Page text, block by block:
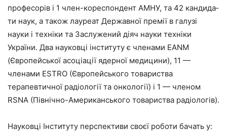
професорів і 1 член-кореспондент АМНУ, та 42 кандида­
ти наук, а також лауреат Державної премії в галузі
науки і техніки та Заслужений діяч науки техніки
України. Два науковці інсти­туту є членами EANM
(Європейської асоціації ядерної медицини), 11 —
членами ESTRO (Європейського то­вариства
терапевтичної радіології та онкології) і 1 — членом
RSNA (Північно-Американського товарис­тва радіологів).
Науковці Інституту перспективи своєї роботи бачать у: